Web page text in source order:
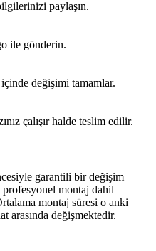
paylaşın.
ile gönderin.
değişimi tamamlar.
çalışır halde teslim edilir.
garantili bir değişim
montaj dahil
montaj süresi o anki
arasında değişmektedir.